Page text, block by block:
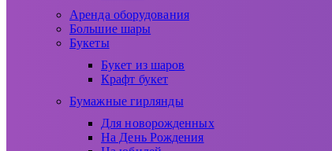
Аренда оборудования
Большие шары
Букеты
Букет из шаров
Крафт букет
Бумажные гирлянды
Для новорожденных
На День Рождения